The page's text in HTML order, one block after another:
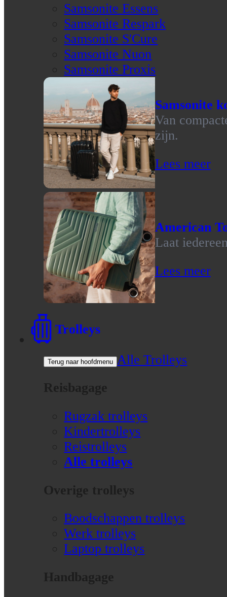
Samsonite Essens
Samsonite Respark
Samsonite S'Cure
Samsonite Nuon
Samsonite Proxis
Samsonite
Van
zijn.
Lees meer
American
Laat
Lees meer
Trolleys
Terug naar hoofdmenu Alle Trolleys
Reisbagage
Rugzak trolleys
Kindertrolleys
Reistrolleys
Alle trolleys
Overige trolleys
Boodschappen trolleys
Werk trolleys
Laptop trolleys
Handbagage